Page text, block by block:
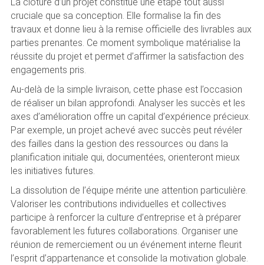
cruciale que sa conception. Elle formalise la fin des
travaux et donne lieu à la remise officielle des livrables aux
parties prenantes. Ce moment symbolique matérialise la
réussite du projet et permet d’affirmer la satisfaction des
engagements pris.
Au-delà de la simple livraison, cette phase est l’occasion
de réaliser un bilan approfondi. Analyser les succès et les
axes d’amélioration offre un capital d’expérience précieux.
Par exemple, un projet achevé avec succès peut révéler
des failles dans la gestion des ressources ou dans la
planification initiale qui, documentées, orienteront mieux
les initiatives futures.
La dissolution de l’équipe mérite une attention particulière.
Valoriser les contributions individuelles et collectives
participe à renforcer la culture d’entreprise et à préparer
favorablement les futures collaborations. Organiser une
réunion de remerciement ou un événement interne fleurit
l’esprit d’appartenance et consolide la motivation globale.